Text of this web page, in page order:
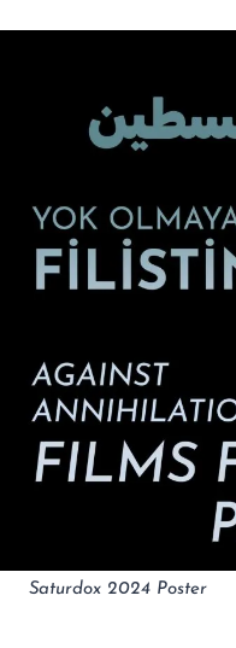
Saturdox 2024 Poster